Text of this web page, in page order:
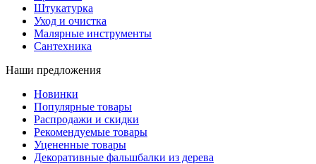
Штукатурка
Уход и очистка
Малярные инструменты
Сантехника
Наши предложения
Новинки
Популярные товары
Распродажи и скидки
Рекомендуемые товары
Уцененные товары
Декоративные фальшбалки из дерева